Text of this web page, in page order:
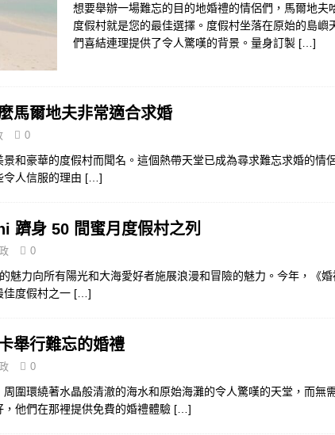
想要舉辦一場難忘的目的地婚禮的情侶們，馬爾地夫
度假村就是您的最佳選擇。度假村坐落在原始的島嶼
們喜結連理提供了令人驚嘆的背景。量身訂製 […]
馬爾地夫非常適合求婚
0
和豪華的度假村而聞名。這個熱帶天堂已成為尋求難忘求婚的情
人信服的理由 […]
躋身 50 間蜜月度假村之列
0
魅力向所有陽光和大海愛好者施展浪漫和冒險的魅力。今年，《
佳度假村之一 […]
舉行難忘的婚禮
0
圍環繞著水晶般清澈的海水和原始海灘的令人驚嘆的天堂，而無
他們在那裡提供免費的婚禮體驗 […]